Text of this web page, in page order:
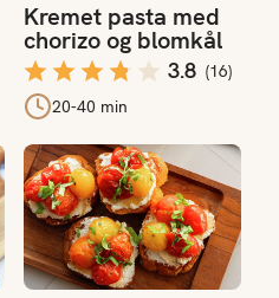
Kremet pasta med
chorizo og blomkål
3.8 (16)
20-40 min
Bruschetta med ricotta og